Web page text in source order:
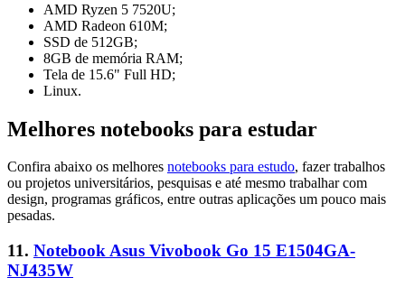
AMD Ryzen 5 7520U;
AMD Radeon 610M;
SSD de 512GB;
8GB de memória RAM;
Tela de 15.6" Full HD;
Linux.
Melhores notebooks para estudar
Confira abaixo os melhores notebooks para estudo, fazer trabalhos
ou projetos universitários, pesquisas e até mesmo trabalhar com
design, programas gráficos, entre outras aplicações um pouco mais
pesadas.
11. Notebook Asus Vivobook Go 15 E1504GA-
NJ435W